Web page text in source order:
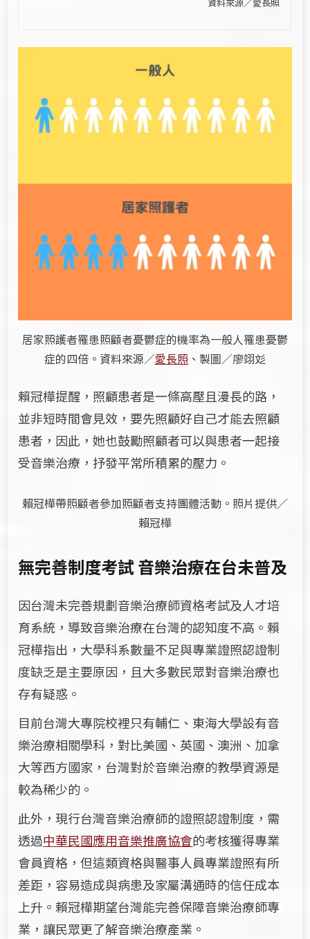
居家照護者罹患照顧者憂鬱症的機率為一般人罹患憂鬱
症的四倍。資料來源／愛長照 、製圖／廖翊彣
賴冠樺提醒，照顧患者是一條高壓且漫長的路，
並非短時間會見效，要先照顧好自己才能去照顧
患者，因此，她也鼓勵照顧者可以與患者一起接
受音樂治療，抒發平常所積累的壓力。
賴冠樺帶照顧者參加照顧者支持團體活動。照片提供／
賴冠樺
無完善制度考試音樂治療在台未普及
因台灣未完善規劃音樂治療師資格考試及人才培
育系統，導致音樂治療在台灣的認知度不高。賴
冠樺指出，大學科系數量不足與專業證照認證制
度缺乏是主要原因，且大多數民眾對音樂治療也
存有疑惑。
目前台灣大專院校裡只有輔仁、東海大學設有音
樂治療相關學科，對比美國、英國、澳洲、加拿
大等西方國家，台灣對於音樂治療的教學資源是
較為稀少的。
此外，現行台灣音樂治療師的證照認證制度，需
透過中華民國應用音樂推廣協會的考核獲得專業
會員資格，但這類資格與醫事人員專業證照有所
差距，容易造成與病患及家屬溝通時的信任成本
上升。賴冠樺期望台灣能完善保障音樂治療師專
業，讓民眾更了解音樂治療產業。